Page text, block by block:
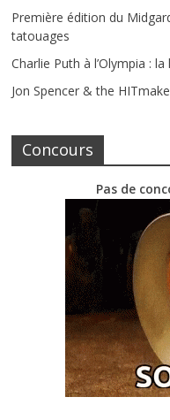
Première édition du
tatouages
Charlie Puth à l’Olympia :
Jon Spencer & the
Concours
Pas de